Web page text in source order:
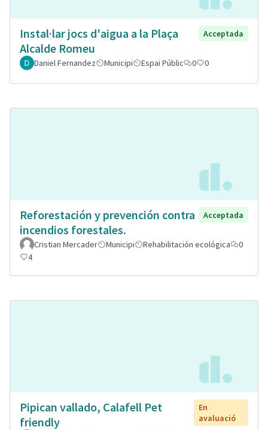
Instal·lar jocs d'aigua a la Plaça
Alcalde Romeu
Acceptada
Daniel Fernandez Municipi Espai Públic 0 0
Reforestación y prevención contra
incendios forestales.
Acceptada
Cristian Mercader Municipi Rehabilitación ecológica
0
4
Pipican vallado, Calafell Pet
friendly
En
avaluació